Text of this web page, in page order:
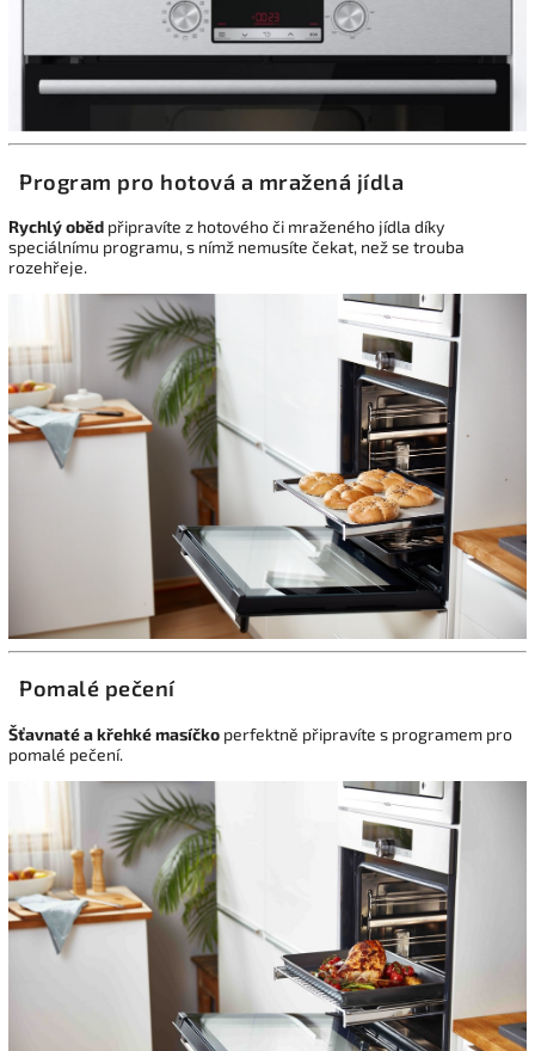
Program pro hotová a mražená jídla
Rychlý oběd připravíte z hotového či mraženého jídla díky
speciálnímu programu, s nímž nemusíte čekat, než se trouba
rozehřeje.
Pomalé pečení
Šťavnaté a křehké masíčko perfektně připravíte s programem pro
pomalé pečení.